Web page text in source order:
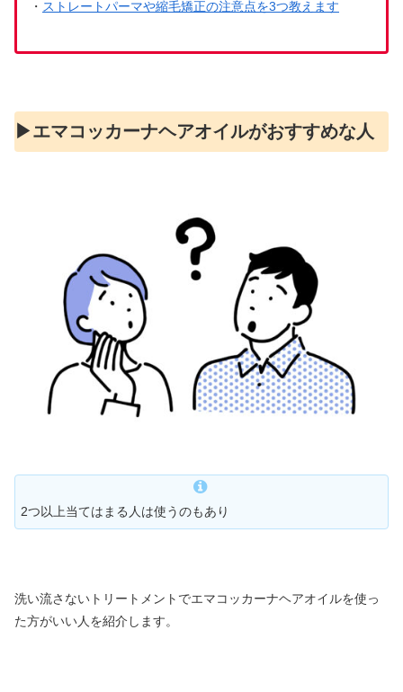
・ ストレートパーマや縮毛矯正の注意点を3つ教えます
▶︎エマコッカーナヘアオイルがおすすめな人
2つ以上当てはまる人は使うのもあり
洗い流さないトリートメントでエマコッカーナヘアオイルを使っ
た方がいい人を紹介します。